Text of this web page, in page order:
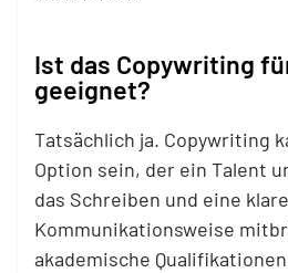
Ist das Copywriting
geeignet?
Tatsächlich ja. Copywriting
Option sein, der ein Talent
das Schreiben und eine klare
Kommunikationsweise
akademische